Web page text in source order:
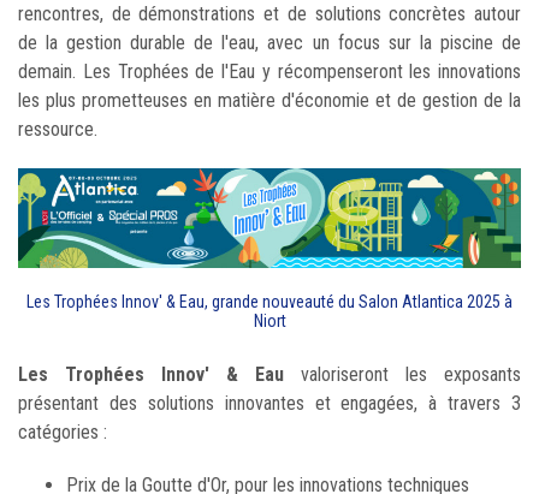
rencontres, de démonstrations et de solutions concrètes autour
de la gestion durable de l'eau, avec un focus sur la piscine de
demain. Les Trophées de l'Eau y récompenseront les innovations
les plus prometteuses en matière d'économie et de gestion de la
ressource.
Les Trophées Innov' & Eau, grande nouveauté du Salon Atlantica 2025 à
Niort
Les Trophées Innov' & Eau valoriseront les exposants
présentant des solutions innovantes et engagées, à travers 3
catégories :
Prix de la Goutte d'Or, pour les innovations techniques